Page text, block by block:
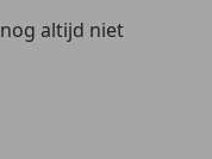
altijd niet